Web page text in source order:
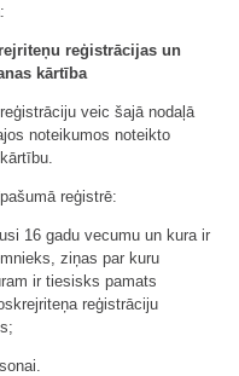
reģistrācijas un
kārtība
veic šajā nodaļā
noteikumos noteikto
reģistrē:
16 gadu vecumu un kura ir
ziņas par kuru
ir tiesisks pamats
reģistrāciju